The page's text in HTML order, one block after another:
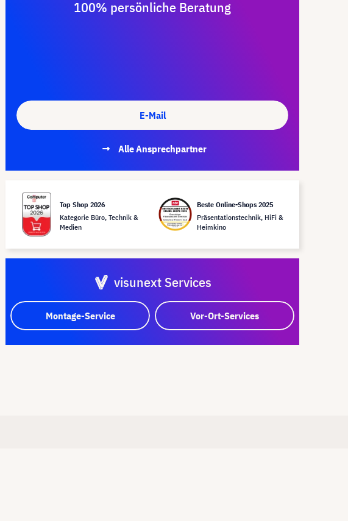
100% persönliche Beratung
E-Mail
Alle Ansprechpartner
Top Shop 2026
Kategorie Büro, Technik &
Medien
Beste Online-Shops 2025
Präsentationstechnik, HiFi &
Heimkino
visunext Services
Montage-Service Vor-Ort-Services